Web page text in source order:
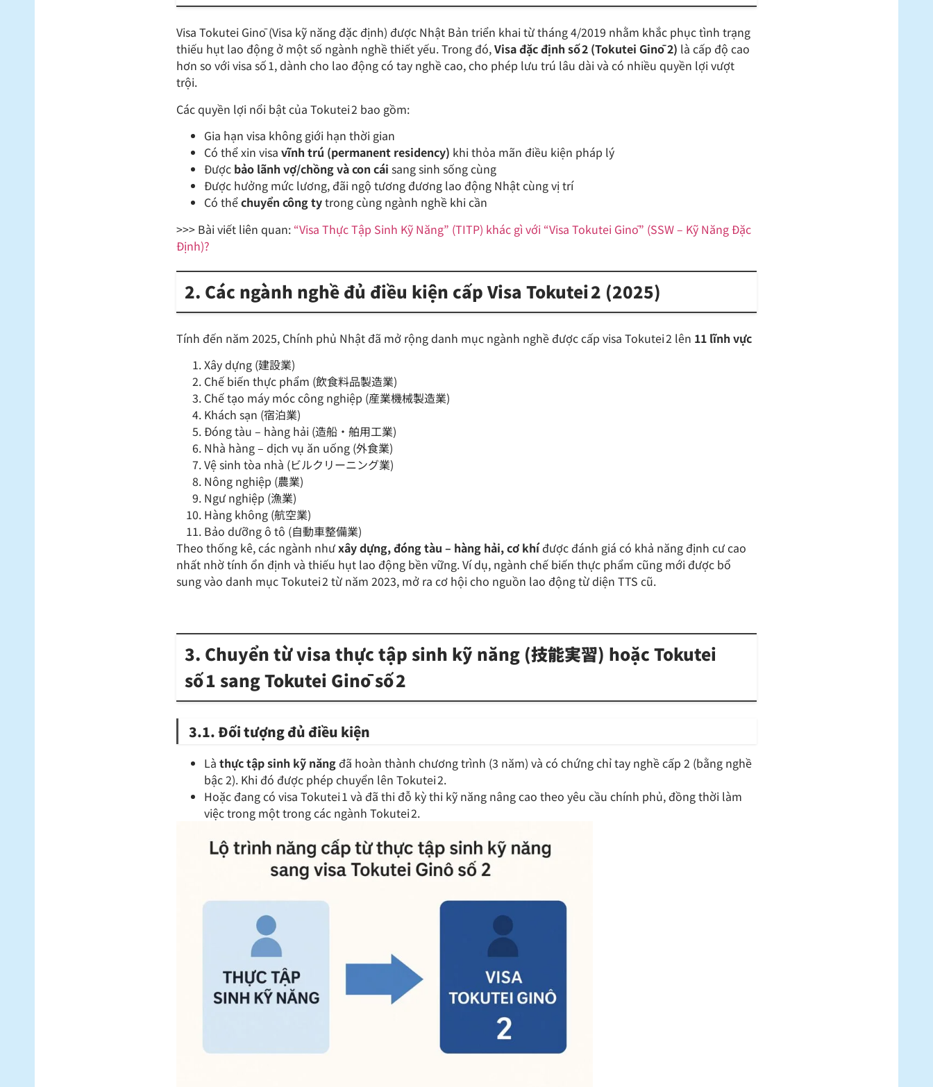
Visa Tokutei Ginō (Visa kỹ năng đặc định) được Nhật Bản triển khai từ tháng 4/2019 nhằm khắc phục tình trạng
thiếu hụt lao động ở một số ngành nghề thiết yếu. Trong đó,Visa đặc định số 2 (Tokutei Ginō 2) là cấp độ cao
hơn so với visa số 1, dành cho lao động có tay nghề cao, cho phép lưu trú lâu dài và có nhiều quyền lợi vượt
trội.
Các quyền lợi nổi bật của Tokutei 2 bao gồm:
Gia hạn visa không giới hạn thời gian
Có thể xin visavĩnh trú (permanent residency) khi thỏa mãn điều kiện pháp lý
Được bảo lãnh vợ/chồng và con cái sang sinh sống cùng
Được hưởng mức lương, đãi ngộ tương đương lao động Nhật cùng vị trí
Có thểchuyển công tytrong cùng ngành nghề khi cần
>>> Bài viết liên quan: “Visa Thực Tập Sinh Kỹ Năng” (TITP) khác gì với “Visa Tokutei Ginō” (SSW – Kỹ Năng Đặc
Định)?
2. Các ngành nghề đủ điều kiện cấp Visa Tokutei 2 (2025)
Tính đến năm 2025, Chính phủ Nhật đã mở rộng danh mục ngành nghề được cấp visa Tokutei 2 lên 11 lĩnh vực
Xây dựng (建設業)
Chế biến thực phẩm (飲食料品製造業)
Chế tạo máy móc công nghiệp (産業機械製造業)
Khách sạn (宿泊業)
Đóng tàu – hàng hải (造船・舶用工業)
Nhà hàng – dịch vụ ăn uống (外食業)
Vệ sinh tòa nhà (ビルクリーニング業)
Nông nghiệp (農業)
Ngư nghiệp (漁業)
Hàng không (航空業)
Bảo dưỡng ô tô (自動車整備業)
Theo thống kê, các ngành nhưxây dựng, đóng tàu – hàng hải, cơ khíđược đánh giá có khả năng định cư cao
nhất nhờ tính ổn định và thiếu hụt lao động bền vững. Ví dụ, ngành chế biến thực phẩm cũng mới được bổ
sung vào danh mục Tokutei 2 từ năm 2023, mở ra cơ hội cho nguồn lao động từ diện TTS cũ.
3. Chuyển từ visa thực tập sinh kỹ năng (技能実習) hoặc Tokutei
số 1 sang Tokutei Ginō số 2
3.1. Đối tượng đủ điều kiện
Làthực tập sinh kỹ năngđã hoàn thành chương trình (3 năm) và có chứng chỉ tay nghề cấp 2 (bằng nghề
bậc 2). Khi đó được phép chuyển lên Tokutei 2.
Hoặc đang có visa Tokutei 1 và đã thi đỗ kỳ thi kỹ năng nâng cao theo yêu cầu chính phủ, đồng thời làm
việc trong một trong các ngành Tokutei 2.